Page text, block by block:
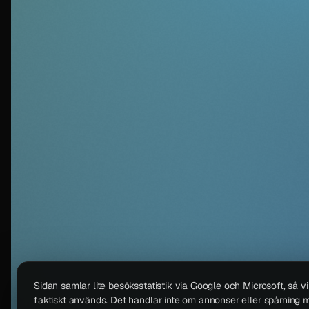
Sidan samlar lite besöksstatistik via Google och Microsoft, så
faktiskt används. Det handlar inte om annonser eller spårning